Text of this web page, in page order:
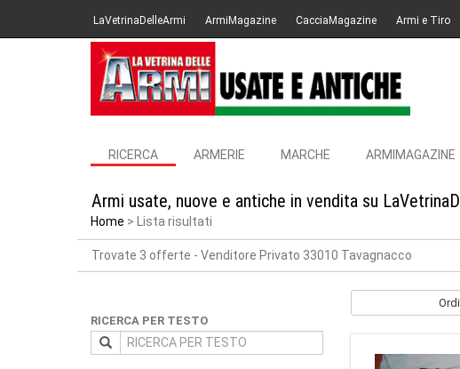
LaVetrinaDelleArmi ArmiMagazine CacciaMagazine Armi e Tiro
RICERCA ARMERIE MARCHE ARMIMAGAZINE
Armi usate, nuove e antiche in vendita su
Home Lista risultati
Trovate 3 offerte - Venditore Privato 33010 Tavagnacco
RICERCA PER TESTO